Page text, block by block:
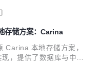
边访问云端 service 需
与 SuperEdge 合
介绍 1.1 什么
原生的边缘容器
存储方案：Carina
Carina 本地存储方案，
，提供了数据库与中间